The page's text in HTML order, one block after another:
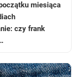
miesiąca
czy frank